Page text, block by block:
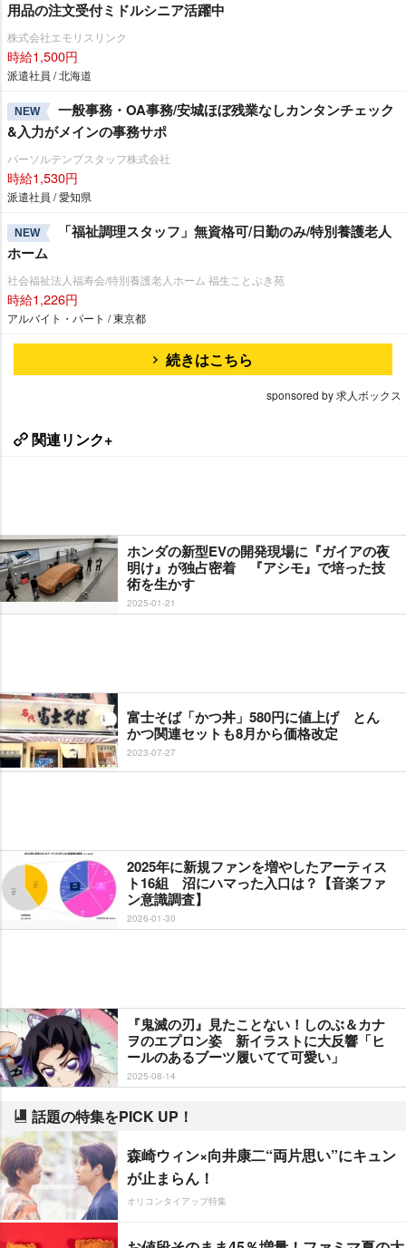
用品の注文受付ミドルシニア活躍中
株式会社エモリスリンク
時給1,500円
派遣社員 / 北海道
NEW
一般事務・OA事務/安城ほぼ残業なしカンタンチェック
&入力がメインの事務サポ
パーソルテンプスタッフ株式会社
時給1,530円
派遣社員 / 愛知県
NEW
「福祉調理スタッフ」無資格可/日勤のみ/特別養護老人
ホーム
社会福祉法人福寿会/特別養護老人ホーム 福生ことぶき苑
時給1,226円
アルバイト・パート / 東京都
続きはこちら
sponsored by 求人ボックス
関連リンク+
ホンダの新型EVの開発現場に『ガイアの夜
明け』が独占密着 『アシモ』で培った技
術を生かす
2025-01-21
富士そば「かつ丼」580円に値上げ とん
かつ関連セットも8月から価格改定
2023-07-27
2025年に新規ファンを増やしたアーティス
ト16組 沼にハマった入口は？【音楽ファ
ン意識調査】
2026-01-30
『鬼滅の刃』見たことない！しのぶ＆カナ
ヲのエプロン姿 新イラストに大反響「ヒ
ールのあるブーツ履いてて可愛い」
2025-08-14
話題の特集をPICK UP！
森崎ウィン×向井康二“両片思い”にキュン
が止まらん！
オリコンタイアップ特集